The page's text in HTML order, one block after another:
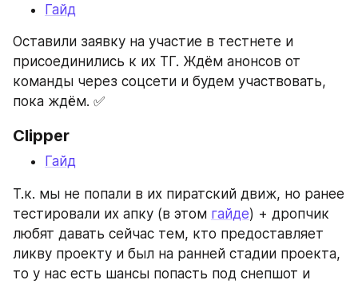
Гайд
Оставили заявку на участие в тестнете и
присоединились к их ТГ. Ждём анонсов от
команды через соцсети и будем участвовать,
пока ждём. ✅
Clipper
Гайд
Т.к. мы не попали в их пиратский движ, но ранее
тестировали их апку (в этом гайде) + дропчик
любят давать сейчас тем, кто предоставляет
ликву проекту и был на ранней стадии проекта,
то у нас есть шансы попасть под снепшот и